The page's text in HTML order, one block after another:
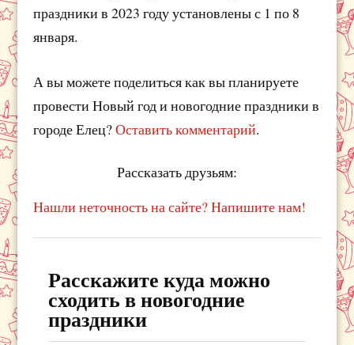
праздники в 2023 году установлены с 1 по 8
января.
А вы можете поделиться как вы планируете
провести Новый год и новогодние праздники в
городе Елец?Оставить комментарий.
Рассказать друзьям:
Нашли неточность на сайте? Напишите нам!
Расскажите куда можно
сходить в новогодние
праздники